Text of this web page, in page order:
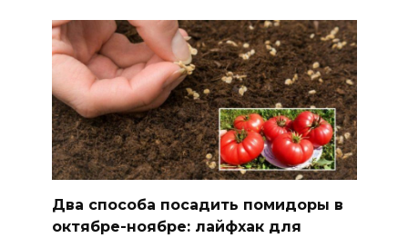
Два способа посадить помидоры в
октябре-ноябре: лайфхак для